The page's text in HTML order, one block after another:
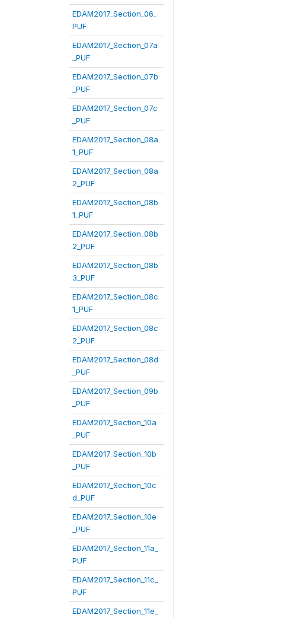
EDAM2017_Section_06_
PUF
EDAM2017_Section_07a
_PUF
EDAM2017_Section_07b
_PUF
EDAM2017_Section_07c
_PUF
EDAM2017_Section_08a
1_PUF
EDAM2017_Section_08a
2_PUF
EDAM2017_Section_08b
1_PUF
EDAM2017_Section_08b
2_PUF
EDAM2017_Section_08b
3_PUF
EDAM2017_Section_08c
1_PUF
EDAM2017_Section_08c
2_PUF
EDAM2017_Section_08d
_PUF
EDAM2017_Section_09b
_PUF
EDAM2017_Section_10a
_PUF
EDAM2017_Section_10b
_PUF
EDAM2017_Section_10c
d_PUF
EDAM2017_Section_10e
_PUF
EDAM2017_Section_11a_
PUF
EDAM2017_Section_11c_
PUF
EDAM2017_Section_11e_